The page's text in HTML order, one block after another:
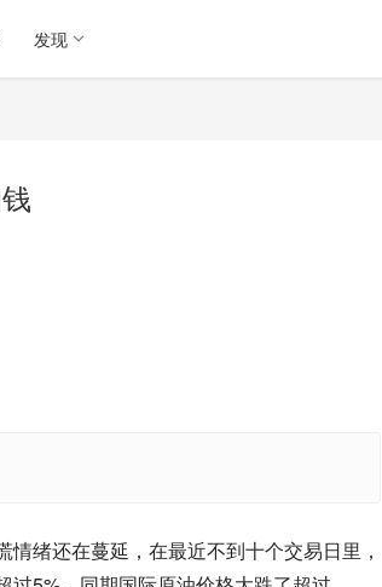
发现
绪还在蔓延，在最近不到十个交易日里，